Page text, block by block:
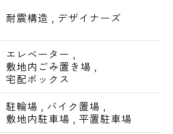
ト菊川の周辺環境
店
ト 立川四丁目店1分
4分
耐震構造 , デザイナーズ
エレベーター ,
敷地内ごみ置き場 ,
宅配ボックス
駐輪場 , バイク置場 ,
敷地内駐車場 , 平置駐車場
合わせ
0120-500-529
～18：00